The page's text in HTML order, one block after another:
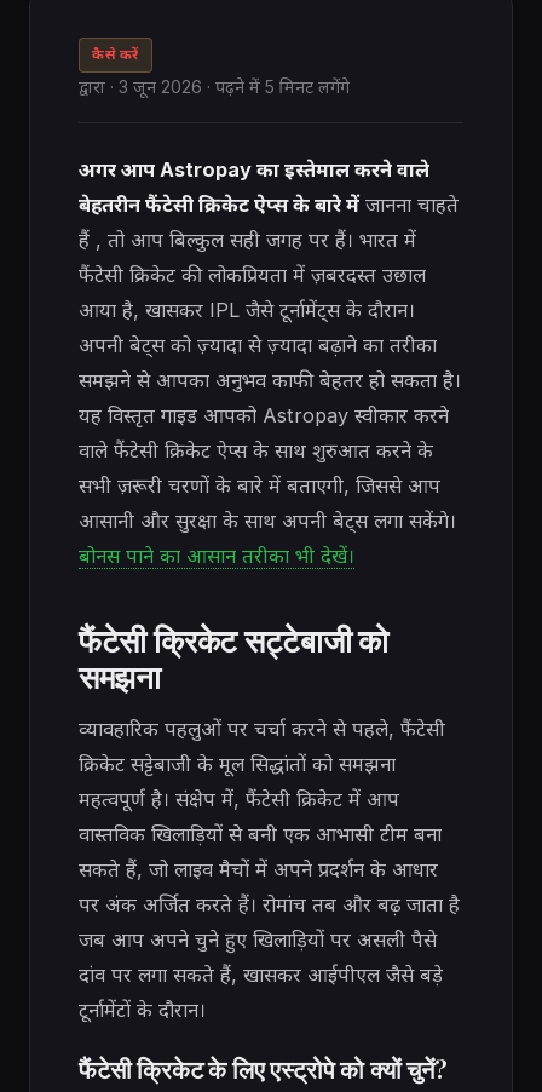
कैसे करें
द्वारा · 3 जून 2026 · पढ़ने में 5 मिनट लगेंगे
अगर आप Astropay का इस्तेमाल करने वाले
बेहतरीन फैंटेसी क्रिकेट ऐप्स के बारे में जानना चाहते
हैं , तो आप बिल्कुल सही जगह पर हैं। भारत में
फैंटेसी क्रिकेट की लोकप्रियता में ज़बरदस्त उछाल
आया है, खासकर IPL जैसे टूर्नामेंट्स के दौरान।
अपनी बेट्स को ज़्यादा से ज़्यादा बढ़ाने का तरीका
समझने से आपका अनुभव काफी बेहतर हो सकता है।
यह विस्तृत गाइड आपको Astropay स्वीकार करने
वाले फैंटेसी क्रिकेट ऐप्स के साथ शुरुआत करने के
सभी ज़रूरी चरणों के बारे में बताएगी, जिससे आप
आसानी और सुरक्षा के साथ अपनी बेट्स लगा सकेंगे।
बोनस पाने का आसान तरीका भी देखें।
फैंटेसी क्रिकेट सट्टेबाजी को
समझना
व्यावहारिक पहलुओं पर चर्चा करने से पहले, फैंटेसी
क्रिकेट सट्टेबाजी के मूल सिद्धांतों को समझना
महत्वपूर्ण है। संक्षेप में, फैंटेसी क्रिकेट में आप
वास्तविक खिलाड़ियों से बनी एक आभासी टीम बना
सकते हैं, जो लाइव मैचों में अपने प्रदर्शन के आधार
पर अंक अर्जित करते हैं। रोमांच तब और बढ़ जाता है
जब आप अपने चुने हुए खिलाड़ियों पर असली पैसे
दांव पर लगा सकते हैं, खासकर आईपीएल जैसे बड़े
टूर्नामेंटों के दौरान।
फैंटेसी क्रिकेट के लिए एस्ट्रोपे को क्यों चुनें?